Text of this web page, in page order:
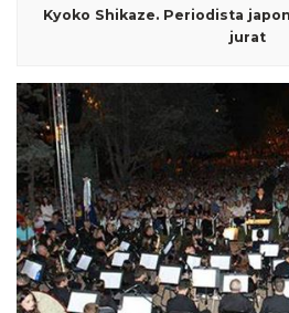
Kyoko Shikaze. Periodista
jurat